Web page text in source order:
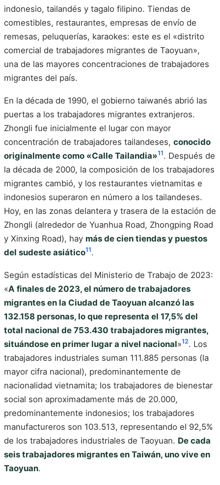
indonesio, tailandés y tagalo filipino. Tiendas de
comestibles, restaurantes, empresas de envío de
remesas, peluquerías, karaokes: este es el «distrito
comercial de trabajadores migrantes de Taoyuan»,
una de las mayores concentraciones de trabajadores
migrantes del país.
En la década de 1990, el gobierno taiwanés abrió las
puertas a los trabajadores migrantes extranjeros.
Zhongli fue inicialmente el lugar con mayor
concentración de trabajadores tailandeses, conocido
originalmente como «Calle Tailandia»11. Después de
la década de 2000, la composición de los trabajadores
migrantes cambió, y los restaurantes vietnamitas e
indonesios superaron en número a los tailandeses.
Hoy, en las zonas delantera y trasera de la estación de
Zhongli (alrededor de Yuanhua Road, Zhongping Road
y Xinxing Road), hay más de cien tiendas y puestos
del sudeste asiático11.
Según estadísticas del Ministerio de Trabajo de 2023:
«A finales de 2023, el número de trabajadores
migrantes en la Ciudad de Taoyuan alcanzó las
132.158 personas, lo que representa el 17,5% del
total nacional de 753.430 trabajadores migrantes,
situándose en primer lugar a nivel nacional»12. Los
trabajadores industriales suman 111.885 personas (la
mayor cifra nacional), predominantemente de
nacionalidad vietnamita; los trabajadores de bienestar
social son aproximadamente más de 20.000,
predominantemente indonesios; los trabajadores
manufactureros son 103.513, representando el 92,5%
de los trabajadores industriales de Taoyuan. De cada
seis trabajadores migrantes en Taiwán, uno vive en
Taoyuan.